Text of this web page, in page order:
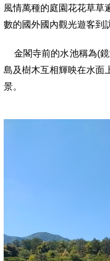
風情萬種的庭園花花草草
數的國外國內觀光遊客到
金閣寺前的水池稱為(
島及樹木互相輝映在水面
景。